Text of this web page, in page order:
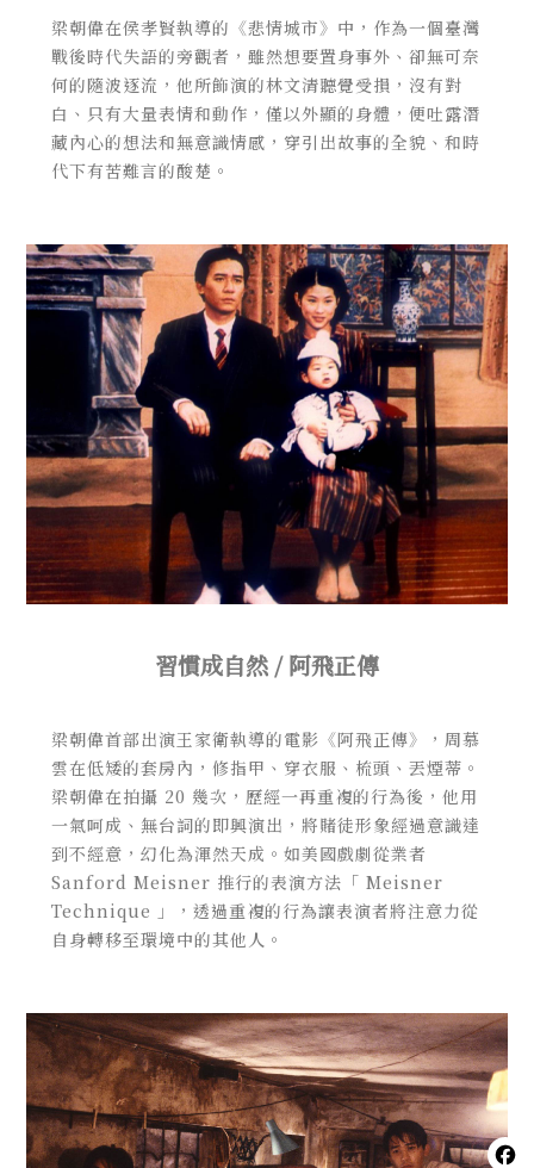
梁朝偉在侯孝賢執導的《悲情城市》中，作為一個臺灣
戰後時代失語的旁觀者，雖然想要置身事外、卻無可奈
何的隨波逐流，他所飾演的林文清聽覺受損，沒有對
白、只有大量表情和動作，僅以外顯的身體，便吐露潛
藏內心的想法和無意識情感，穿引出故事的全貌、和時
代下有苦難言的酸楚。
習慣成自然 / 阿飛正傳
梁朝偉首部出演王家衛執導的電影《阿飛正傳》，周慕
雲在低矮的套房內，修指甲、穿衣服、梳頭、丟煙蒂。
梁朝偉在拍攝 20 幾次，歷經一再重複的行為後，他用
一氣呵成、無台詞的即興演出，將賭徒形象經過意識達
到不經意，幻化為渾然天成。如美國戲劇從業者
Sanford Meisner 推行的表演方法「 Meisner
Technique 」，透過重複的行為讓表演者將注意力從
自身轉移至環境中的其他人。